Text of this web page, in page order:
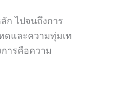
ก ไปจนถึงการ
ดและความทุ่มเท
ารคือความ